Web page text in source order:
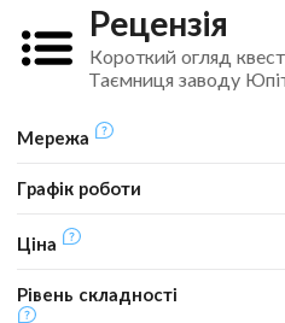
Рецензія
Короткий огляд
Таємниця заводу
Мережа
Графік роботи
Ціна
Рівень складності